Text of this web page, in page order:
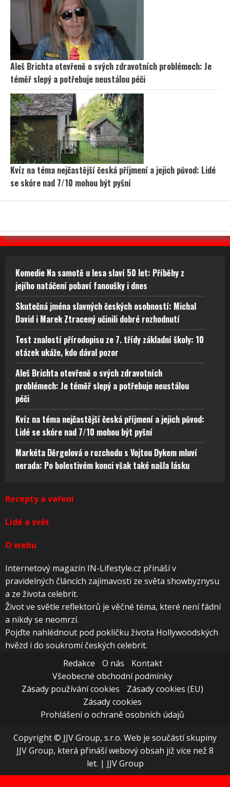
Aleš Brichta otevřeně o svých zdravotních problémech: Je
téměř slepý a potřebuje neustálou péči
Kvíz na téma nejčastější česká příjmení a jejich původ: Lidé
se skóre nad 7/10 mohou být pyšní
Komedie Na samotě u lesa slaví 50 let: Příběhy z
jejího natáčení pobaví fanoušky i dnes
Skutečná jména slavných českých osobností: Michal
David i Marek Ztracený učinili dobré rozhodnutí
Test znalostí přírodopisu ze 7. třídy základní školy: 10
otázek ukáže, kdo dával pozor
Aleš Brichta otevřeně o svých zdravotních
problémech: Je téměř slepý a potřebuje neustálou
péči
Kvíz na téma nejčastější česká příjmení a jejich původ:
Lidé se skóre nad 7/10 mohou být pyšní
Markéta Děrgelová o rozchodu s Vojtou Dykem mluví
nerada: Po bolestivém konci však také našla lásku
Recepty a vaření
Lidé a svět
O webu
Internetový magazín IN-Lifestyle.cz přináší v
pravidelných článcích zajímavosti ze světa showbyznysu
a ze života celebrit.
Život ve světle reflektorů je věčné téma, které není fádní
a nikdy se neomrzí.
Pojďte nahlédnout pod pokličku života Hollywoodských
hvězd i do soukromí českých celebrit.
Redakce
O nás
Kontakt
Všeobecné obchodní podmínky
Zásady používání cookies
Zásady cookies (EU)
Zásady cookies
Prohlášení o ochraně osobních údajů
Copyright © JJV Group, s.r.o. Web je součástí skupiny
JJV Group, která přináší webový obsah již více než 8
let. | JJV Group